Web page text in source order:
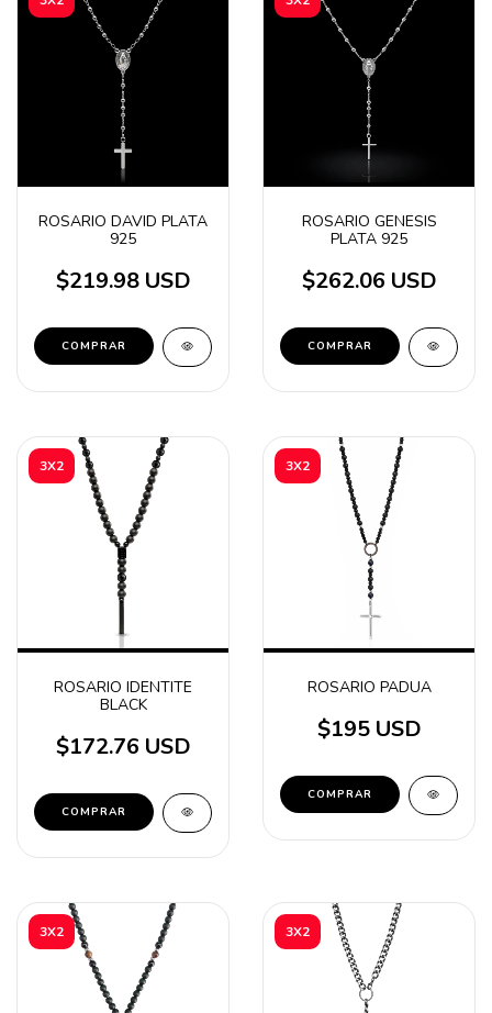
ROSARIO DAVID PLATA
925
$219.98 USD
ROSARIO GENESIS
PLATA 925
$262.06 USD
3X2
ROSARIO IDENTITE
BLACK
$172.76 USD
3X2
ROSARIO PADUA
$195 USD
3X2 3X2